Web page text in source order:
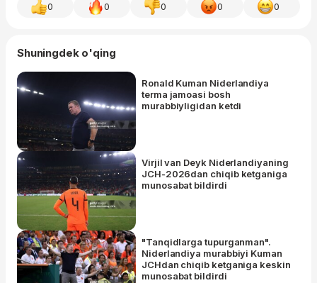
0 0 0 0 0
Shuningdek o'qing
Ronald Kuman Niderlandiya
terma jamoasi bosh
murabbiyligidan ketdi
Virjil van Deyk Niderlandiyaning
JCH-2026dan chiqib ketganiga
munosabat bildirdi
"Tanqidlarga tupurganman".
Niderlandiya murabbiyi Kuman
JCHdan chiqib ketganiga keskin
munosabat bildirdi